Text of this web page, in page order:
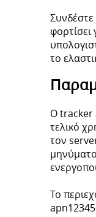
το
Ο tracker
τελικό
τον
Το